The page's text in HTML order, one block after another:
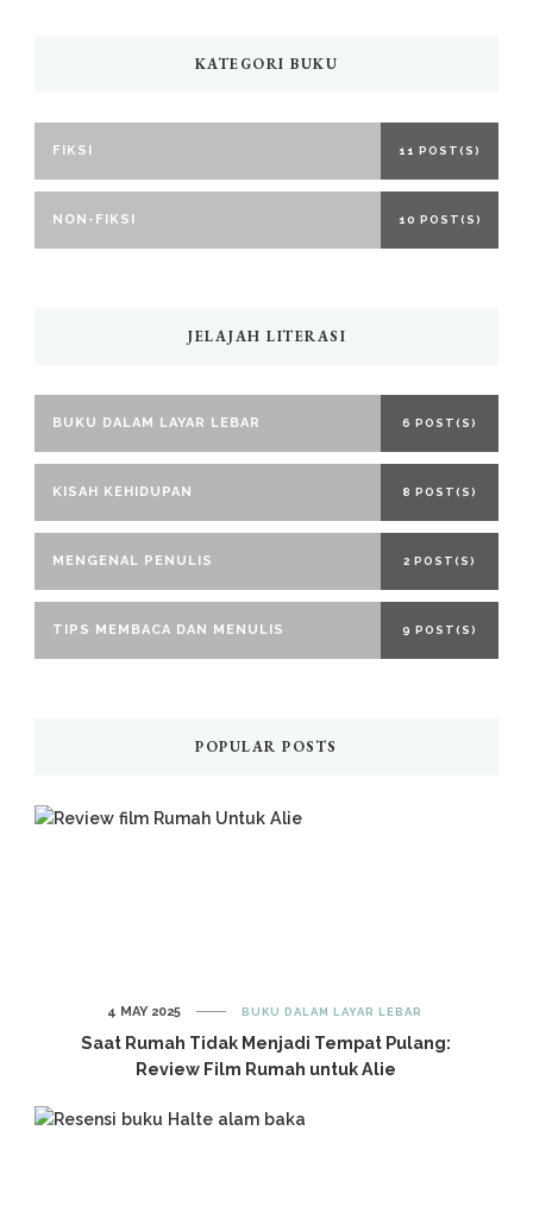
KATEGORI BUKU
FIKSI 11 POST(S)
NON-FIKSI 10 POST(S)
JELAJAH LITERASI
BUKU DALAM LAYAR LEBAR 6 POST(S)
KISAH KEHIDUPAN 8 POST(S)
MENGENAL PENULIS 2 POST(S)
TIPS MEMBACA DAN MENULIS 9 POST(S)
POPULAR POSTS
BUKU DALAM LAYAR LEBAR
Saat Rumah Tidak Menjadi Tempat Pulang:
Review Film Rumah untuk Alie
4 MAY 2025